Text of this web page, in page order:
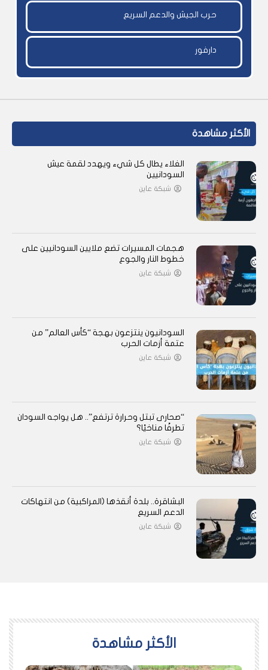
حرب الجيش والدعم السريع
دارفور
الأكثر مشاهدة
الغلاء يطال كل شيء ويهدد لقمة عيش
السودانيين
شبكة عاين
هجمات المسيرات تضع ملايين السودانيين على
خطوط النار والجوع
شبكة عاين
السودانيون ينتزعون بهجة “كأس العالم” من
عتمة أزمات الحرب
شبكة عاين
“صحارى تبتل وحرارة ترتفع”.. هل يواجه السودان
تطرفًا مناخيًا؟
شبكة عاين
البشاقرة.. بلدة أنقذها (المراكبية) من انتهاكات
الدعم السريع
شبكة عاين
اﻷكثر مشاهدة